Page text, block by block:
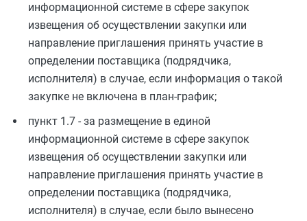
информационной системе в сфере закупок
извещения об осуществлении закупки или
направление приглашения принять участие в
определении поставщика (подрядчика,
исполнителя) в случае, если информация о такой
закупке не включена в план-график;
пункт 1.7 - за размещение в единой
информационной системе в сфере закупок
извещения об осуществлении закупки или
направление приглашения принять участие в
определении поставщика (подрядчика,
исполнителя) в случае, если было вынесено